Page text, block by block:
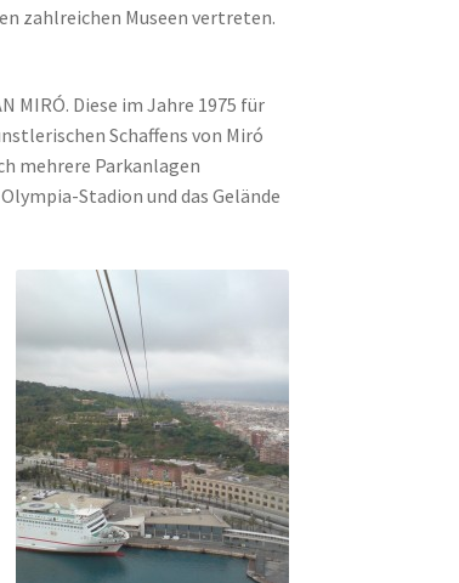
zahlreichen Museen vertreten.
MIRÓ. Diese im Jahre 1975 für
Schaffens von Miró
mehrere Parkanlagen
Stadion und das Gelände